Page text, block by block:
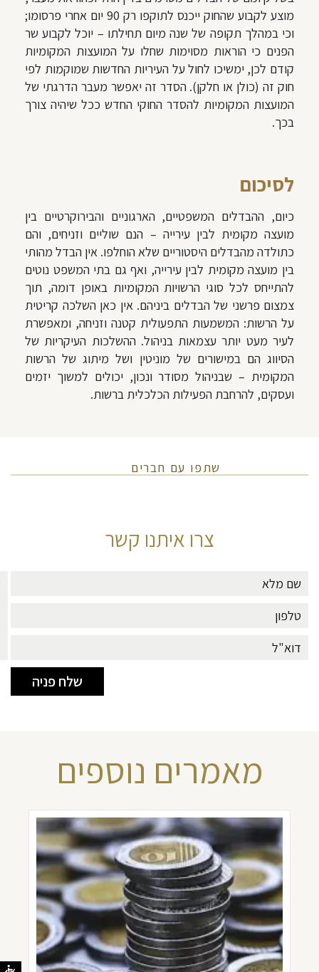
מוצע לקבוע שהחוק ייכנס לתוקפו רק 90 יום אחרי פרסומו;
וכי במהלך תקופה של שנה מיום תחילתו – יוכל לקבוע שר
הפנים כי הוראות מסוימות שחלו על המועצות המקומיות
קודם לכן, ימשיכו לחול על העיריות החדשות שמוקמות לפי
חוק זה (כולן או חלקן). הסדר זה יאפשר מעבר הדרגתי של
המועצות המקומיות להסדר החוקי החדש ככל שיהיה צורך
בכך.
לסיכום
כיום, ההבדלים המשפטיים, הארגוניים והבירוקרטיים בין
מועצה מקומית לבין עירייה – הנם שוליים וזניחים, והם
כתולדה מהבדלים היסטוריים שלא הוחלפו. אין הבדל מהותי
בין מועצה מקומית לבין עירייה, ואף גם בתי המשפט נוטים
להתייחס לכל סוגי הרשויות המקומיות באופן דומה, תוך
צמצום פרשני של הבדלים ביניהם. אין כאן השלכה קריטית
על הרשות: המשמעות התפעולית קטנה וזניחה, ומאפשרת
לעיר מעט יותר עצמאות בניהול. ההשלכות העיקריות של
הסיווג הם במישורים של מוניטין ושל מיתוג של הרשות
המקומית – שבניהול מסודר ונכון, יכולים למשוך יזמים
ועסקים, להרחבת הפעילות הכלכלית ברשות.
שתפו עם חברים
צרו איתנו קשר
מאמרים נוספים